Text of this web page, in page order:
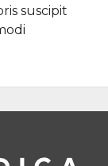
suscipit